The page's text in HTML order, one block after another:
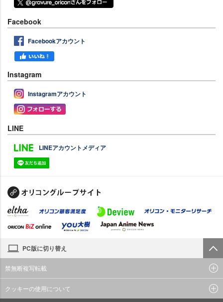
Facebook
Facebookアカウント
Instagram
Instagramアカウント
LINE
LINEアカウントメディア
PC版に切り替え
禁無断複写転載
クッキーの使用について